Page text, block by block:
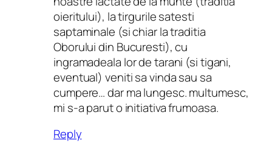
oieritului), la tirgurile satesti
saptaminale (si chiar la traditia
Oborului din Bucuresti), cu
ingramadeala lor de tarani (si tigani,
eventual) veniti sa vinda sau sa
cumpere… dar ma lungesc. multumesc,
mi s-a parut o initiativa frumoasa.
Reply